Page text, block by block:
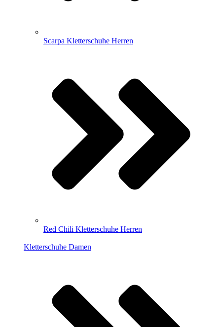
Scarpa Kletterschuhe Herren
Red Chili Kletterschuhe Herren
Kletterschuhe Damen